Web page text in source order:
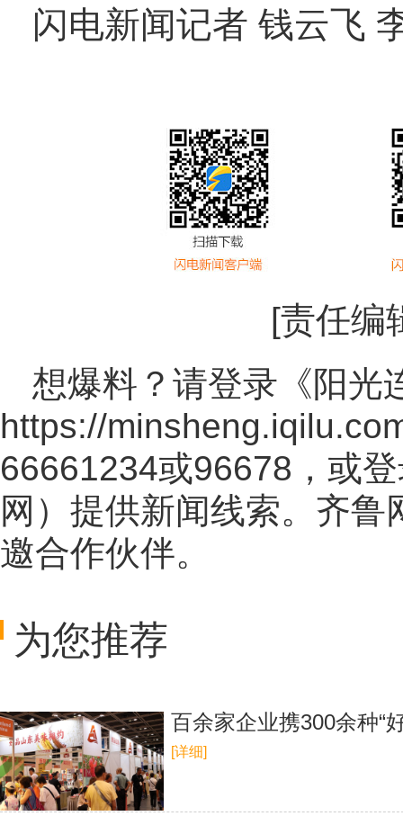
闪电新闻记者 钱云飞
[责任编
想爆料？请登录《阳光
https://
66661234或96678，或
网 ）提供新闻线索。齐鲁
邀合作伙伴。
为您推荐
百余家企业携300余种“
[详细]